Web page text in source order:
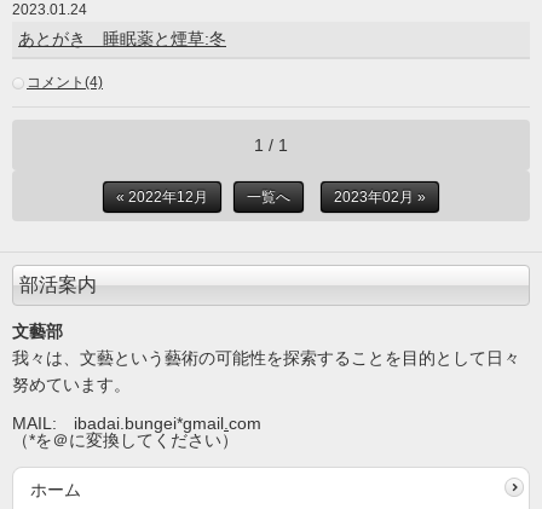
2023.01.24
あとがき 睡眠薬と煙草:冬
コメント(4)
1 / 1
« 2022年12月 一覧へ 2023年02月 »
部活案内
文藝部
我々は、文藝という藝術の可能性を探索することを目的として日々
努めています。
MAIL: ibadai.bungei*gmail com
（*を＠に変換してください）
ホーム